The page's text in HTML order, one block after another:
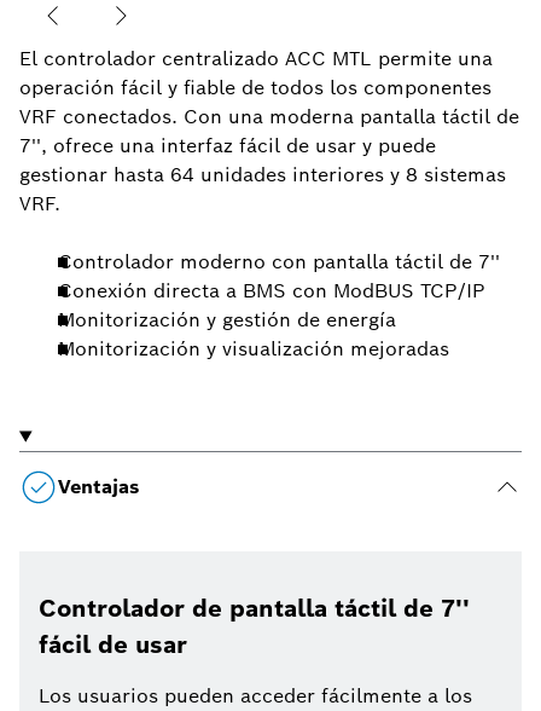
El controlador centralizado ACC MTL permite una
operación fácil y fiable de todos los componentes
VRF conectados. Con una moderna pantalla táctil de
7'', ofrece una interfaz fácil de usar y puede
gestionar hasta 64 unidades interiores y 8 sistemas
VRF.
Controlador moderno con pantalla táctil de 7''
Conexión directa a BMS con ModBUS TCP/IP
Monitorización y gestión de energía
Monitorización y visualización mejoradas
Ventajas
Controlador de pantalla táctil de 7''
fácil de usar
Los usuarios pueden acceder fácilmente a los